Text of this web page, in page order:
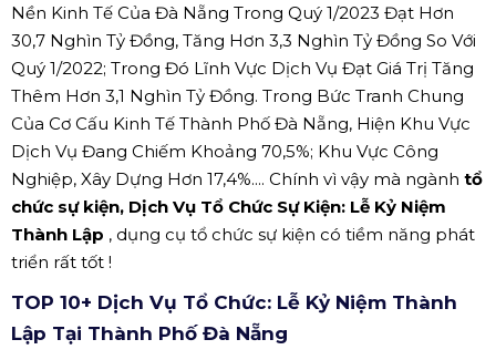
Nền Kinh Tế Của Đà Nẵng Trong Quý 1/2023 Đạt Hơn
30,7 Nghìn Tỷ Đồng, Tăng Hơn 3,3 Nghìn Tỷ Đồng So Với
Quý 1/2022; Trong Đó Lĩnh Vực Dịch Vụ Đạt Giá Trị Tăng
Thêm Hơn 3,1 Nghìn Tỷ Đồng. Trong Bức Tranh Chung
Của Cơ Cấu Kinh Tế Thành Phố Đà Nẵng, Hiện Khu Vực
Dịch Vụ Đang Chiếm Khoảng 70,5%; Khu Vực Công
Nghiệp, Xây Dựng Hơn 17,4%.... Chính vì vậy mà ngành tổ
chức sự kiện, Dịch Vụ Tổ Chức Sự Kiện: Lễ Kỷ Niệm
Thành Lập , dụng cụ tổ chức sự kiện có tiềm năng phát
triển rất tốt !
TOP 10+ Dịch Vụ Tổ Chức: Lễ Kỷ Niệm Thành
Lập Tại Thành Phố Đà Nẵng